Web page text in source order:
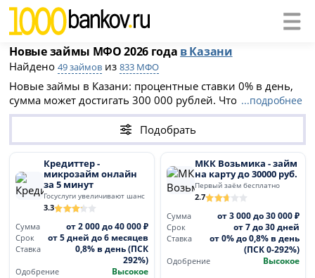
Новые займы МФО 2026 года в Казани
Найдено49 займов из833 МФО
Новые займы в Казани: процентные ставки 0% в день,
сумма может достигать 300 000 рублей. Чтобы получить
займ в новой МФО 2026 года необходимо заполнить
онлайн-заявку на официальном сайте компании. После
одобрения деньги будут перечислены на банковскую
карту или выданы наличными в офисе МФО.
...подробнее
Подобрать
Кредиттер -
микрозайм онлайн
за 5 минут
Госуслуги увеличивают шанс
3.3
Сумма
от 2 000 до 40 000 ₽
Срок от 5 дней до 6 месяцев
Ставка
0,8% в день (ПСК
292%)
Одобрение Высокое
МКК Возьмика - займ
на карту до 30000 руб.
Первый заём бесплатно
2.7
Сумма
от 3 000 до 30 000 ₽
Срок от 7 до 30 дней
Ставка
от 0% до 0,8% в день
(ПСК 0-292%)
Одобрение Высокое